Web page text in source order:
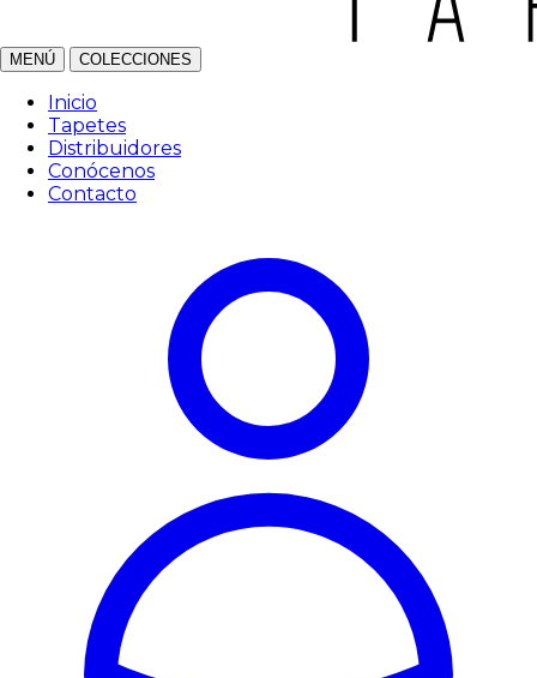
MENÚ COLECCIONES
Inicio
Tapetes
Distribuidores
Conócenos
Contacto